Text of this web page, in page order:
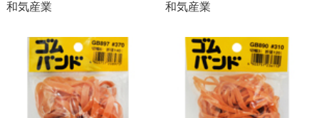
和気産業
和気産業